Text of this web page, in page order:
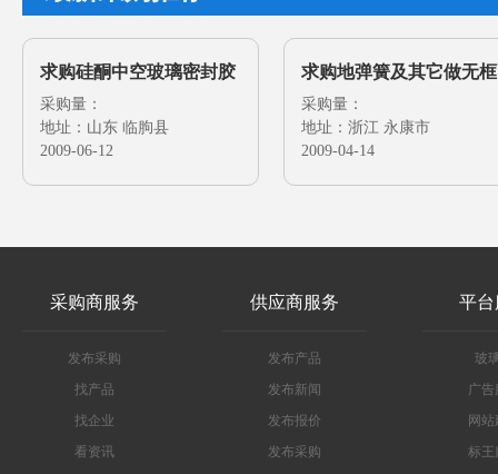
求购硅酮中空玻璃密封胶
及其它玻璃密封胶
采购量：
地址：山东 临朐县
2009-06-12
求购地弹簧及其它做无框
门的配件
采购量：
地址：浙江 永康市
2009-04-14
采购商服务
发布采购
找产品
找企业
看资讯
供应商服务
发布产品
发布新闻
发布报价
发布采购
平
玻
广告
网
标王